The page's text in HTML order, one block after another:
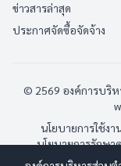
ข่าวสารล่าสุด
ประกาศจัดซื้อจัดจ้าง
© 2569 องค์การบริ
นโยบายการใช้งา
นโยบายการรักษา